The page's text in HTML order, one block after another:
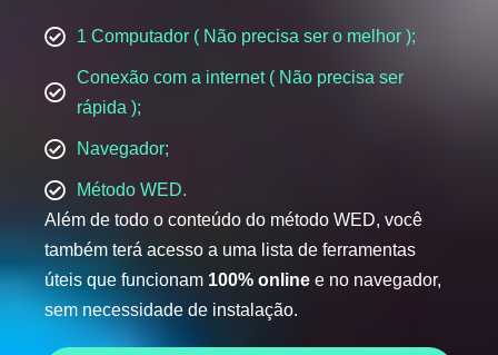
1 Computador ( Não precisa ser o melhor );
Conexão com a internet ( Não precisa ser
rápida );
Navegador;
Método WED.
Além de todo o conteúdo do método WED, você
também terá acesso a uma lista de ferramentas
úteis que funcionam 100% online e no navegador,
sem necessidade de instalação.